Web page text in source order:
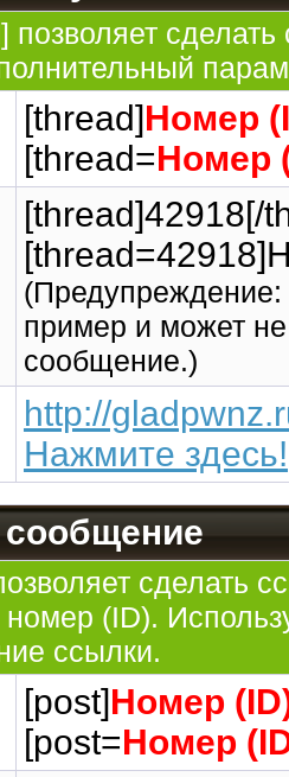
позволяет
[thread]Номер
[thread=Номер
[thread]42918[/
(Предупреждение:
пример и может
сообщение.)
http://
Нажмите здесь!
сделать
номер (ID).
ссылки.
[post]Номер
[post=Номер